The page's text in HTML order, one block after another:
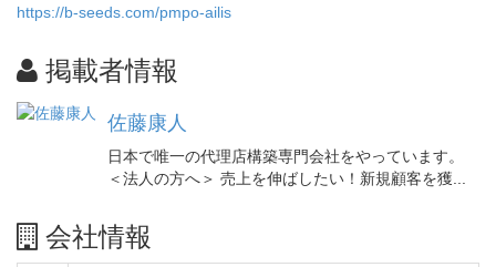
https://b-seeds.com/pmpo-ailis
掲載者情報
佐藤康人
日本で唯一の代理店構築専門会社をやっています。
＜法人の方へ＞ 売上を伸ばしたい！新規顧客を獲...
会社情報